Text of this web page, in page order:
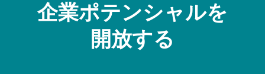
セキュリティ
企業ポテンシャルを
開放する